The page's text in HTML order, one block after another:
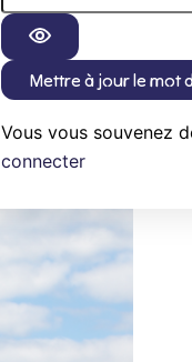
Mettre à jour le mot
Vous vous souvenez
connecter